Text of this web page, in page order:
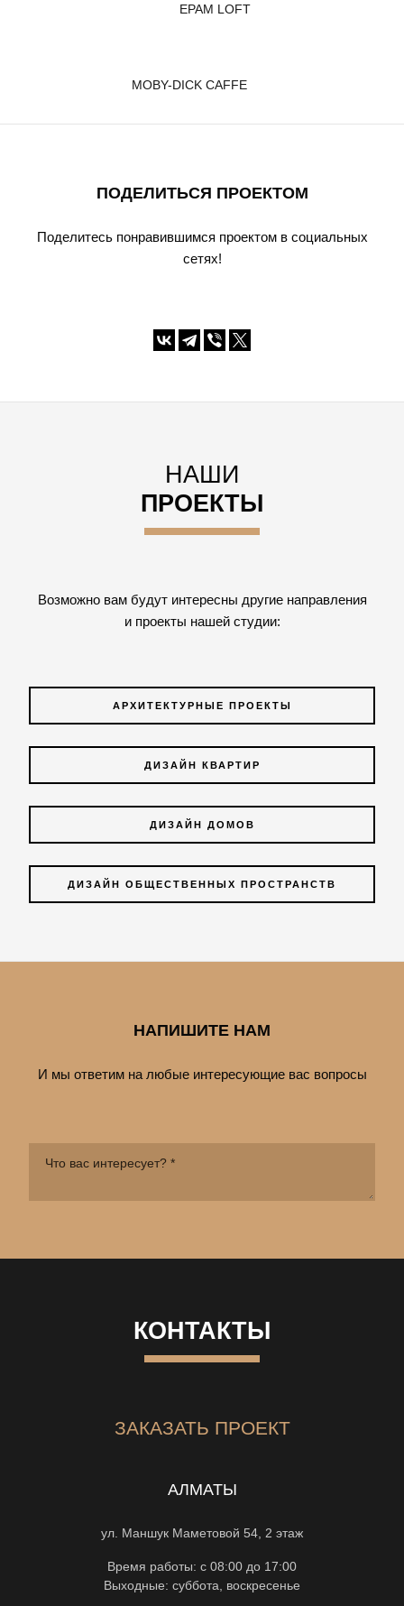
EPAM LOFT
MOBY-DICK CAFFE
ПОДЕЛИТЬСЯ ПРОЕКТОМ
Поделитесь понравившимся проектом в социальных
сетях!
НАШИ
ПРОЕКТЫ
Возможно вам будут интересны другие направления
и проекты нашей студии:
АРХИТЕКТУРНЫЕ ПРОЕКТЫ
ДИЗАЙН КВАРТИР
ДИЗАЙН ДОМОВ
ДИЗАЙН ОБЩЕСТВЕННЫХ ПРОСТРАНСТВ
НАПИШИТЕ НАМ
И мы ответим на любые интересующие вас вопросы
КОНТАКТЫ
ЗАКАЗАТЬ ПРОЕКТ
АЛМАТЫ
ул. Маншук Маметовой 54, 2 этаж
Время работы: с 08:00 до 17:00
Выходные: суббота, воскресенье